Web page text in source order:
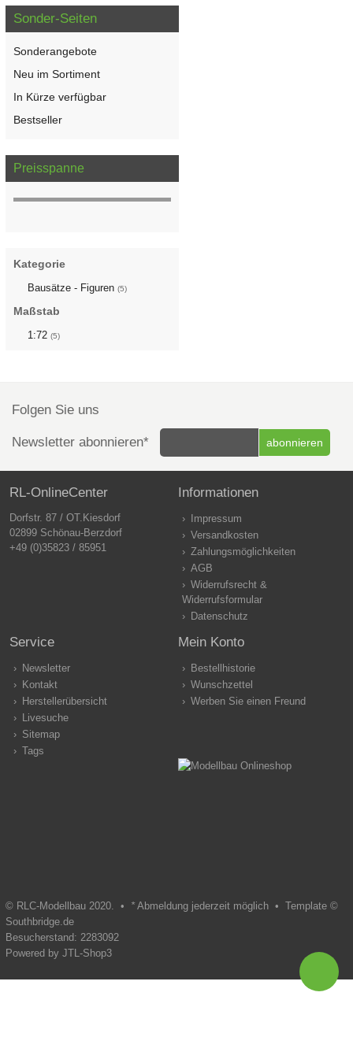
Sonder-Seiten
Sonderangebote
Neu im Sortiment
In Kürze verfügbar
Bestseller
Preisspanne
Kategorie
Bausätze - Figuren (5)
Maßstab
1:72 (5)
Folgen Sie uns
Newsletter abonnieren*
RL-OnlineCenter
Dorfstr. 87 / OT.Kiesdorf
02899 Schönau-Berzdorf
+49 (0)35823 / 85951
Informationen
Impressum
Versandkosten
Zahlungsmöglichkeiten
AGB
Widerrufsrecht &
Widerrufsformular
Datenschutz
Service
Newsletter
Kontakt
Herstellerübersicht
Livesuche
Sitemap
Tags
Mein Konto
Bestellhistorie
Wunschzettel
Werben Sie einen Freund
© RLC-Modellbau 2020. • *Abmeldung jederzeit möglich • Template ©
Southbridge.de
Besucherstand: 2283092
Powered by JTL-Shop3